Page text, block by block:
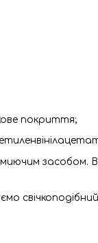
покриття;
засобом.